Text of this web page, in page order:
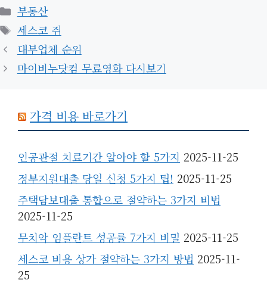
카
테
고
리
부동산
태
그
세스코 쥐
대부업체 순위
마이비누닷컴 무료영화 다시보기
가격 비용 바로가기
인공관절 치료기간 알아야 할 5가지 2025-11-25
정부지원대출 당일 신청 5가지 팁! 2025-11-25
주택담보대출 통합으로 절약하는 3가지 비법
2025-11-25
무치악 임플란트 성공률 7가지 비밀 2025-11-25
세스코 비용 상가 절약하는 3가지 방법 2025-11-
25